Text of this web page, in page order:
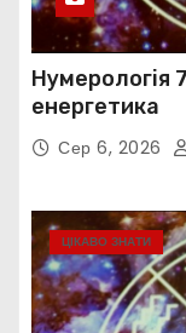
Нумерологія
енергетика
Сер 6, 2026
ЦІКАВО ЗНАТИ